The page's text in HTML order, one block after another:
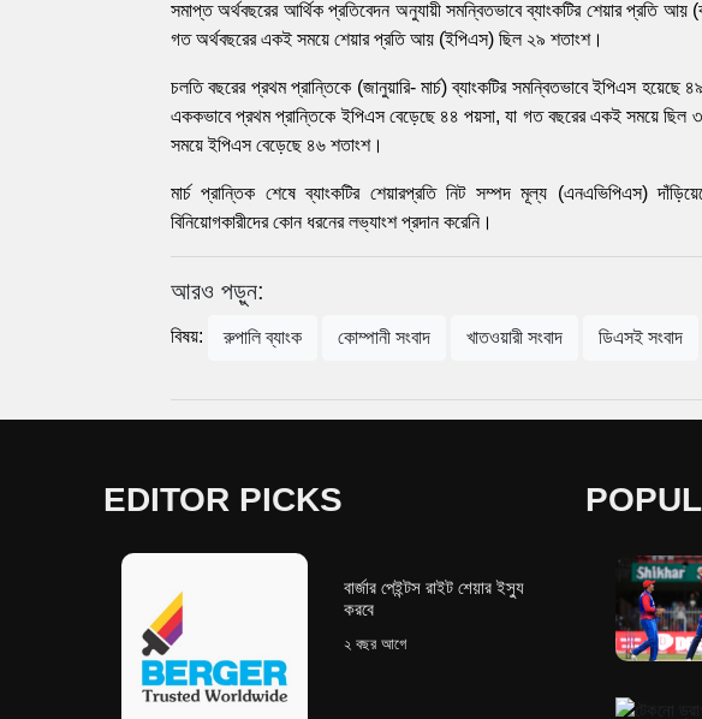
সমাপ্ত অর্থবছরের আর্থিক প্রতিবেদন অনুযায়ী সমন্বিতভাবে ব্যাংকটির শেয়ার প্রতি
গত অর্থবছরের একই সময়ে শেয়ার প্রতি আয় (ইপিএস) ছিল ২৯ শতাংশ।
চলতি বছরের প্রথম প্রান্তিকে (জানুয়ারি- মার্চ) ব্যাংকটির সমন্বিতভাবে ইপিএস
এককভাবে প্রথম প্রান্তিকে ইপিএস বেড়েছে ৪৪ পয়সা, যা গত বছরের একই সময়ে ছিল
সময়ে ইপিএস বেড়েছে ৪৬ শতাংশ।
মার্চ প্রান্তিক শেষে ব্যাংকটির শেয়ারপ্রতি নিট সম্পদ মূল্য (এনএভিপিএস)
বিনিয়োগকারীদের কোন ধরনের লভ্যাংশ প্রদান করেনি।
আরও পড়ুন:
বিষয়: রুপালি ব্যাংক কোম্পানী সংবাদ খাতওয়ারী সংবাদ ডিএসই সংবাদ
EDITOR PICKS
বার্জার পেইন্টস রাইট শেয়ার ইস্যু
করবে
২ বছর আগে